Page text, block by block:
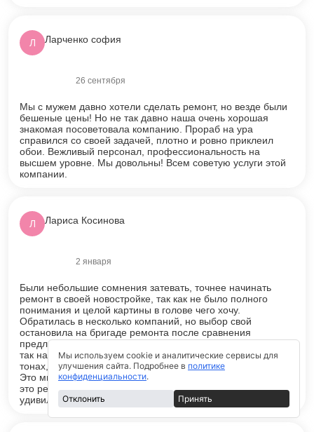
Л Ларченко софия
Оценка5из 5
26 сентября
Мы с мужем давно хотели сделать ремонт, но везде были
бешеные цены! Но не так давно наша очень хорошая
знакомая посоветовала компанию. Прораб на ура
справился со своей задачей, плотно и ровно приклеил
обои. Вежливый персонал, профессиональность на
высшем уровне. Мы довольны! Всем советую услуги этой
компании.
Л Лариса Косинова
Оценка5из 5
2 января
Были небольшие сомнения затевать, точнее начинать
ремонт в своей новостройке, так как не было полного
понимания и целой картины в голове чего хочу.
Обратилась в несколько компаний, но выбор свой
остановила на бригаде ремонта после сравнения
предложений. В итоге было предложено воплотить ремонт
так называемый минималистичный, в теплых, светлых
тонах, к которому легко будет подобрать любую мебель.
Это мне показалось разумным, но сначала я думала что
это решение будет скучным. Но как же в итоге меня
удивил и до сих пор радует конечный результат!
Мы используем cookie и аналитические сервисы для
улучшения сайта. Подробнее в политике
конфиденциальности.
Отклонить Принять